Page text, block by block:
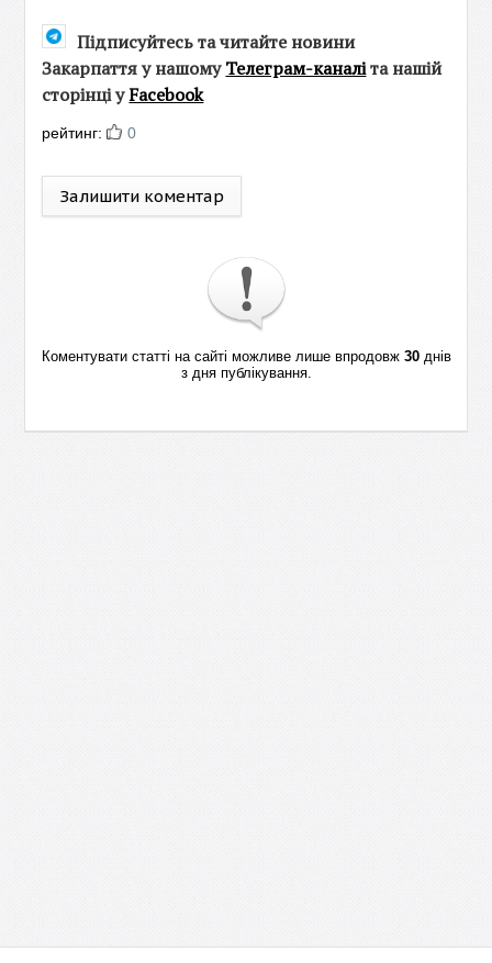
Підписуйтесь та читайте новини
Закарпаття у нашомуТелеграм-каналіта нашій
сторінці уFacebook
рейтинг: 0
Залишити коментар
Коментувати статті на сайті можливе лише впродовж 30днів
з дня публікування.